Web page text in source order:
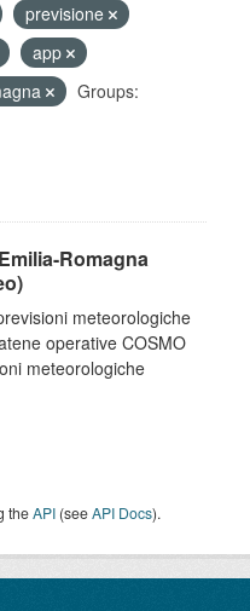
previsione
app
Groups:
Romagna
meteorologiche
operative COSMO
meteorologiche
theAPI (seeAPI Docs).